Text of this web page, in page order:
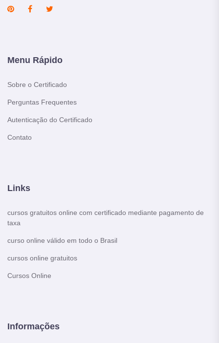
Menu Rápido
Sobre o Certificado
Perguntas Frequentes
Autenticação do Certificado
Contato
Links
cursos gratuitos online com certificado mediante pagamento de
taxa
curso online válido em todo o Brasil
cursos online gratuitos
Cursos Online
Informações